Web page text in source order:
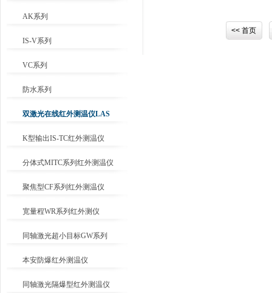
AK系列
IS-V系列
VC系列
防水系列
双激光在线红外测温仪LAS
K型输出IS-TC红外测温仪
分体式MITC系列红外测温仪
聚焦型CF系列红外测温仪
宽量程WR系列红外测仪
同轴激光超小目标GW系列
本安防爆红外测温仪
同轴激光隔爆型红外测温仪
<< 首页